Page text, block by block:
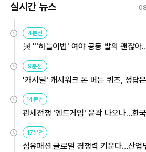
실시간 뉴스
4분전
與 "'하늘이법' 여야 공동 발의 괜찮아
9분전
'캐시딜' 캐시워크 돈 버는 퀴즈, 정답
14분전
관세전쟁 '엔드게임' 윤곽 나오나…한
용해야
17분전
섬유패션 글로벌 경쟁력 키운다…산